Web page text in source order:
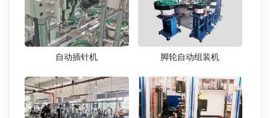
自动插针机 脚轮自动组装机